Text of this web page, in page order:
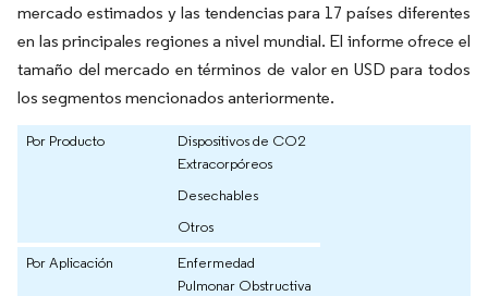
mercado estimados y las tendencias para 17 países diferentes
en las principales regiones a nivel mundial. El informe ofrece el
tamaño del mercado en términos de valor en USD para todos
los segmentos mencionados anteriormente.
Por Producto
Dispositivos de CO2
Extracorpóreos
Desechables
Otros
Por Aplicación
Enfermedad
Pulmonar Obstructiva